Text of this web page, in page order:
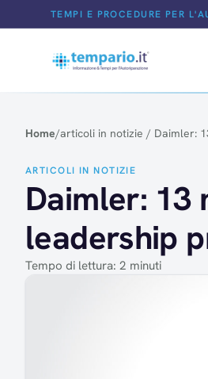
Salta al contenutoTEMPI E PROCEDURE PER
Home/articoli in notizie / Daimler:
ARTICOLI IN NOTIZIE
Daimler: 13
leadership
Tempo di lettura: 2 minuti